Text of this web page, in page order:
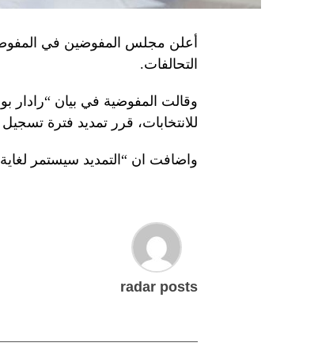
أعلن مجلس المفوضين في المفوضية
التحالفات.
وقالت المفوضية في بيان “رادار
للانتخابات، قرر تمديد فترة تسجيل
واضافت ان “التمديد سيستمر لغاية نهاية
radar posts